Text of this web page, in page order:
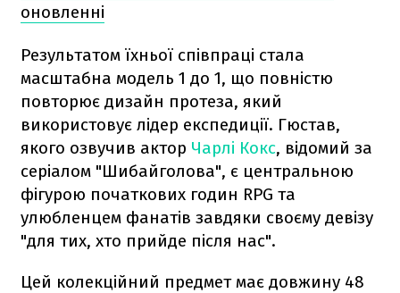
оновленні
Результатом їхньої співпраці стала
масштабна модель 1 до 1, що повністю
повторює дизайн протеза, який
використовує лідер експедиції. Гюстав,
якого озвучив актор Чарлі Кокс, відомий за
серіалом "Шибайголова", є центральною
фігурою початкових годин RPG та
улюбленцем фанатів завдяки своєму девізу
"для тих, хто прийде після нас".
Цей колекційний предмет має довжину 48